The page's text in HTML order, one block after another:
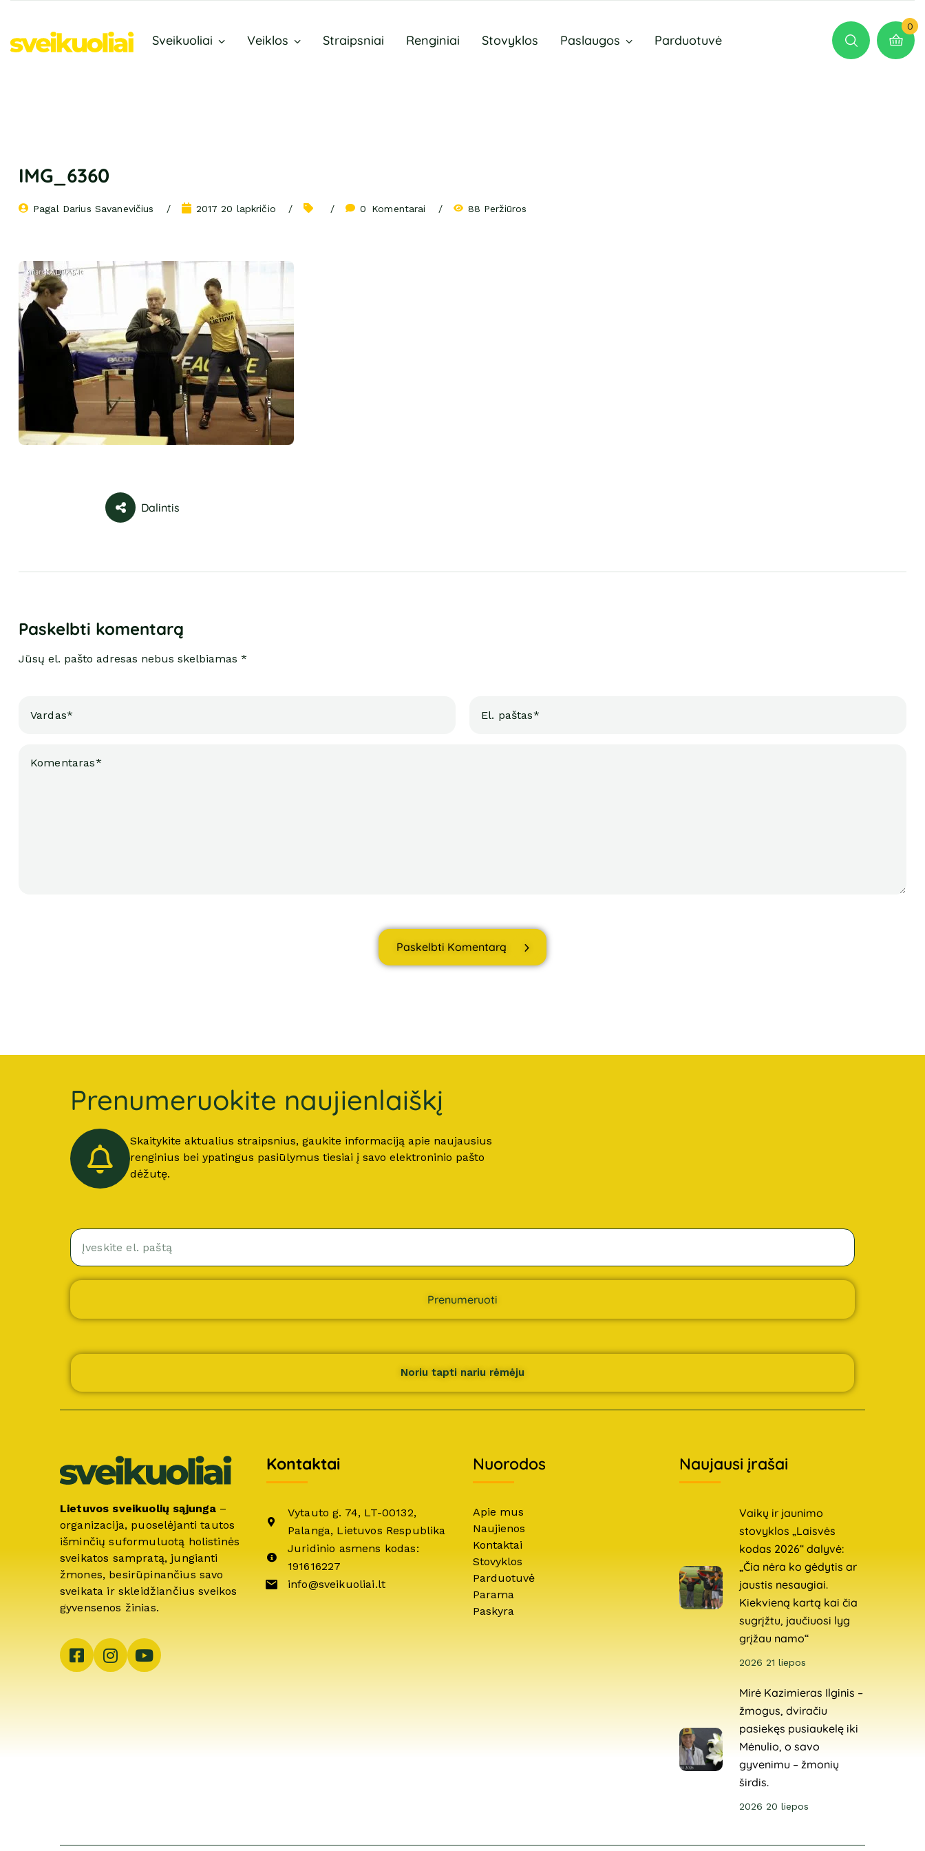
Sveikuoliai Veiklos Straipsniai Renginiai Stovyklos Paslaugos Parduotuvė
0
IMG_6360
Pagal Darius Savanevičius 2017 20 lapkričio 0 Komentarai 88 Peržiūros
Dalintis
Paskelbti komentarą
Jūsų el. pašto adresas nebus skelbiamas *
Paskelbti Komentarą
Prenumeruokite naujienlaiškį
Skaitykite aktualius straipsnius, gaukite informaciją apie naujausius
renginius bei ypatingus pasiūlymus tiesiai į savo elektroninio pašto
dėžutę.
Prenumeruoti
Noriu tapti nariu rėmėju
Lietuvos sveikuolių sąjunga –
organizacija, puoselėjanti tautos
išminčių suformuluotą holistinės
sveikatos sampratą, jungianti
žmones, besirūpinančius savo
sveikata ir skleidžiančius sveikos
gyvensenos žinias.
Kontaktai
Vytauto g. 74, LT-00132,
Palanga, Lietuvos Respublika
Juridinio asmens kodas:
191616227
info@sveikuoliai.lt
Nuorodos
Apie mus
Naujienos
Kontaktai
Stovyklos
Parduotuvė
Parama
Paskyra
Naujausi įrašai
Vaikų ir jaunimo
stovyklos „Laisvės
kodas 2026“ dalyvė:
„Čia nėra ko gėdytis ar
jaustis nesaugiai.
Kiekvieną kartą kai čia
sugrįžtu, jaučiuosi lyg
grįžau namo“
2026 21 liepos
Mirė Kazimieras Ilginis –
žmogus, dviračiu
pasiekęs pusiaukelę iki
Mėnulio, o savo
gyvenimu – žmonių
širdis.
2026 20 liepos